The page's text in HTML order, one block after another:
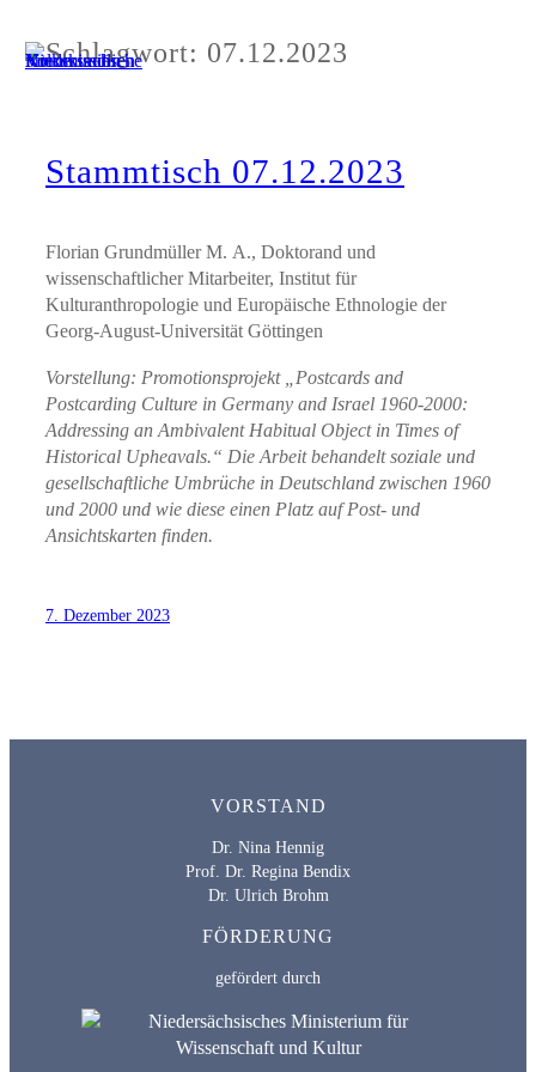
Zum
Inhalt
Schlagwort: 07.12.2023
Stammtisch 07.12.2023
Florian Grundmüller M. A., Doktorand und
wissenschaftlicher Mitarbeiter, Institut für
Kulturanthropologie und Europäische Ethnologie der
Georg-August-Universität Göttingen
Vorstellung: Promotionsprojekt „Postcards and
Postcarding Culture in Germany and Israel 1960-2000:
Addressing an Ambivalent Habitual Object in Times of
Historical Upheavals.“ Die Arbeit behandelt soziale und
gesellschaftliche Umbrüche in Deutschland zwischen 1960
und 2000 und wie diese einen Platz auf Post- und
Ansichtskarten finden.
7. Dezember 2023
VORSTAND
Dr. Nina Hennig
Prof. Dr. Regina Bendix
Dr. Ulrich Brohm
FÖRDERUNG
gefördert durch